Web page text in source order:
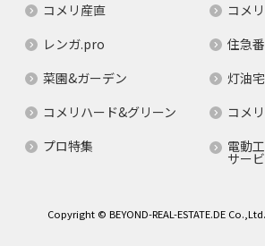
コメリ産直
コメ
レンガ.pro
住急番
菜園&ガーデン
灯油
コメリハード&グリーン
コメ
プロ特集
電動
サー
Copyright © BEYOND-REAL-ESTATE.DE